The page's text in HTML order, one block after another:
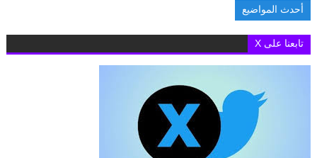
أحدث المواضيع
تابعنا على X